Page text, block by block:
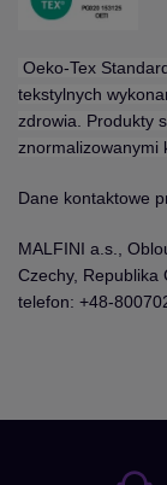
Oeko-Tex
tekstylnych
zdrowia. Produkty
znormalizowanymi
Dane kontaktowe
MALFINI a.s.,
Czechy, Republika
telefon: +48-